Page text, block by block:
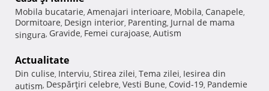
Mobila bucatarie, Amenajari interioare, Mobila, Canapele,
Dormitoare, Design interior, Parenting, Jurnal de mama
singura, Gravide, Femei curajoase, Autism
Actualitate
Din culise, Interviu, Stirea zilei, Tema zilei, Iesirea din
autism, Despărţiri celebre, Vesti Bune, Covid-19, Pandemie